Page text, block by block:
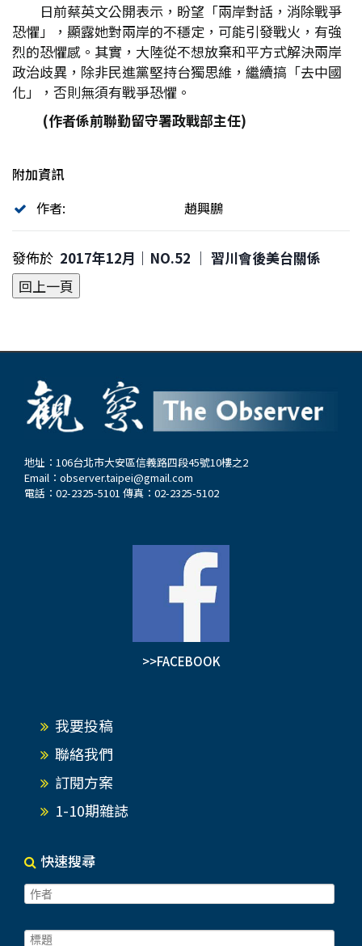
日前蔡英文公開表示，盼望「兩岸對話，消除戰爭
恐懼」，顯露她對兩岸的不穩定，可能引發戰火，有強
烈的恐懼感。其實，大陸從不想放棄和平方式解決兩岸
政治歧異，除非民進黨堅持台獨思維，繼續搞「去中國
化」，否則無須有戰爭恐懼。
(作者係前聯勤留守署政戰部主任)
附加資訊
作者:
趙興鵬
發佈於 2017年12月｜NO.52 │ 習川會後美台關係
地址：106台北市大安區信義路四段45號10樓之2
Email： observer.taipei@gmail.com
電話：02-2325-5101 傳真：02-2325-5102
>>FACEBOOK
我要投稿
聯絡我們
訂閱方案
1-10期雜誌
快速搜尋